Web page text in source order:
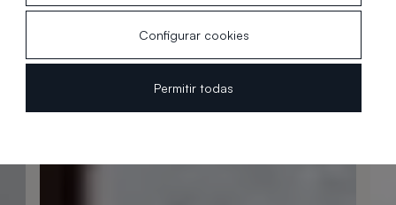
Configurar cookies
Permitir todas